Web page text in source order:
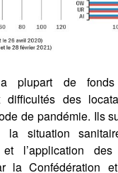
plupart de
des
de pandémie. Ils
la situation
et l’application
la Confédération